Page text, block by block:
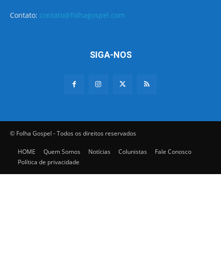
Contato: contato@folhagospel.com
SIGA-NOS
© Folha Gospel - Todos os direitos reservados
HOME Quem Somos Notícias Colunistas
Fale Conosco
Política de privacidade